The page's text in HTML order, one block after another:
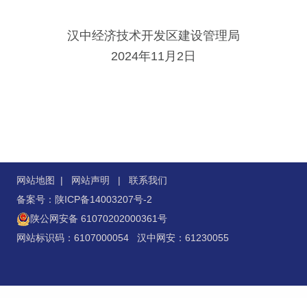
汉中经济技术开发区建设管理局
2024年11月2日
网站地图 | 网站声明 | 联系我们
备案号：陕ICP备14003207号-2
陕公网安备 61070202000361号
网站标识码：6107000054 汉中网安：61230055